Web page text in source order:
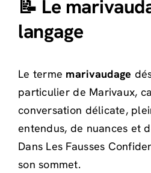
📝 Le
langage
Le terme marivaudage
particulier de Marivaux,
conversation délicate,
entendus, de nuances et
Dans Les Fausses
son sommet.